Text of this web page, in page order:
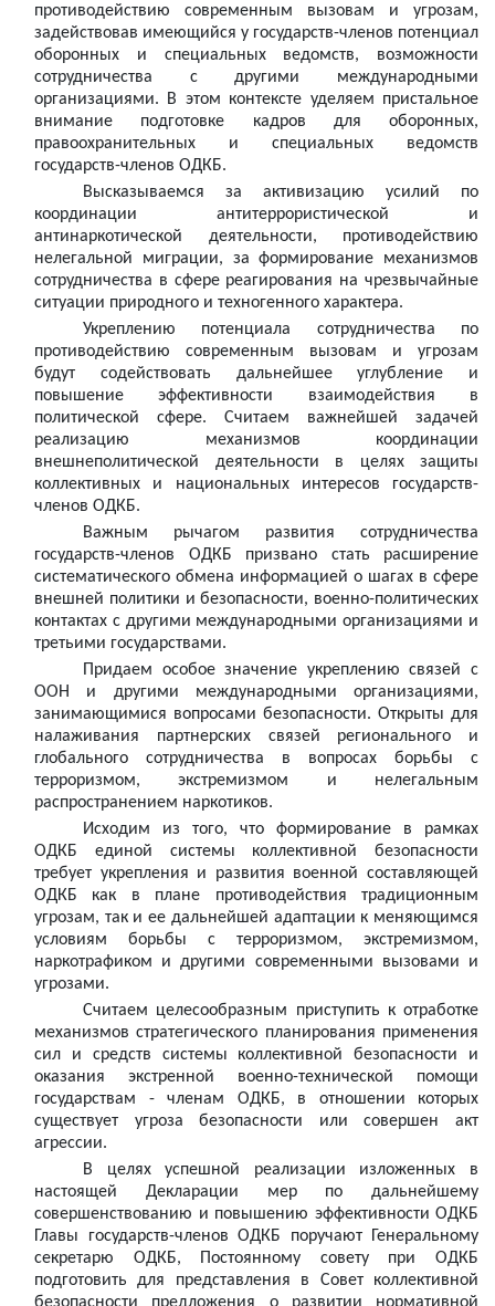
противодействию современным вызовам и угрозам,
задействовав имеющийся у государств-членов потенциал
оборонных и специальных ведомств, возможности
сотрудничества с другими международными
организациями. В этом контексте уделяем пристальное
внимание подготовке кадров для оборонных,
правоохранительных и специальных ведомств
государств-членов ОДКБ.
Высказываемся за активизацию усилий по
координации антитеррористической и
антинаркотической деятельности, противодействию
нелегальной миграции, за формирование механизмов
сотрудничества в сфере реагирования на чрезвычайные
ситуации природного и техногенного характера.
Укреплению потенциала сотрудничества по
противодействию современным вызовам и угрозам
будут содействовать дальнейшее углубление и
повышение эффективности взаимодействия в
политической сфере. Считаем важнейшей задачей
реализацию механизмов координации
внешнеполитической деятельности в целях защиты
коллективных и национальных интересов государств-
членов ОДКБ.
Важным рычагом развития сотрудничества
государств-членов ОДКБ призвано стать расширение
систематического обмена информацией о шагах в сфере
внешней политики и безопасности, военно-политических
контактах с другими международными организациями и
третьими государствами.
Придаем особое значение укреплению связей с
ООН и другими международными организациями,
занимающимися вопросами безопасности. Открыты для
налаживания партнерских связей регионального и
глобального сотрудничества в вопросах борьбы с
терроризмом, экстремизмом и нелегальным
распространением наркотиков.
Исходим из того, что формирование в рамках
ОДКБ единой системы коллективной безопасности
требует укрепления и развития военной составляющей
ОДКБ как в плане противодействия традиционным
угрозам, так и ее дальнейшей адаптации к меняющимся
условиям борьбы с терроризмом, экстремизмом,
наркотрафиком и другими современными вызовами и
угрозами.
Считаем целесообразным приступить к отработке
механизмов стратегического планирования применения
сил и средств системы коллективной безопасности и
оказания экстренной военно-технической помощи
государствам - членам ОДКБ, в отношении которых
существует угроза безопасности или совершен акт
агрессии.
В целях успешной реализации изложенных в
настоящей Декларации мер по дальнейшему
совершенствованию и повышению эффективности ОДКБ
Главы государств-членов ОДКБ поручают Генеральному
секретарю ОДКБ, Постоянному совету при ОДКБ
подготовить для представления в Совет коллективной